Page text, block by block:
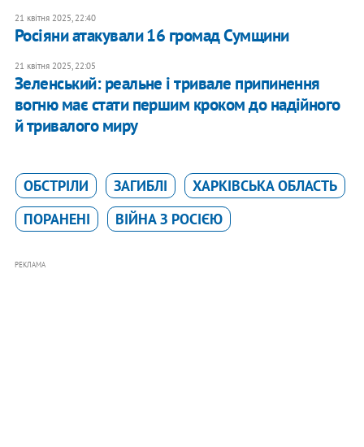
21 квітня 2025, 22:40
Росіяни атакували 16 громад Сумщини
21 квітня 2025, 22:05
Зеленський: реальне і тривале припинення
вогню має стати першим кроком до надійного
й тривалого миру
ОБСТРІЛИ ЗАГИБЛІ
ХАРКІВСЬКА ОБЛАСТЬ
ПОРАНЕНІ
ВІЙНА З РОСІЄЮ
РЕКЛАМА